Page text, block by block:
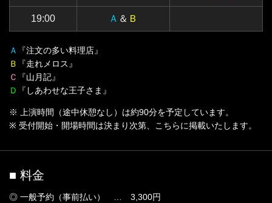
19:00 Ａ ＆ Ｂ
Ａ
『注文の多い料理店』
Ｂ
『走れメロス』
Ｃ
『山月記』
Ｄ
『しあわせな王子さま』
※ 上演時間（途中休憩なし）は約90分を予定しています。
※ 受付開始・開場時間は決まり次第、こちらに掲載いたします。
■ 料金
◎ 一般予約（事前払い） … 3,300円